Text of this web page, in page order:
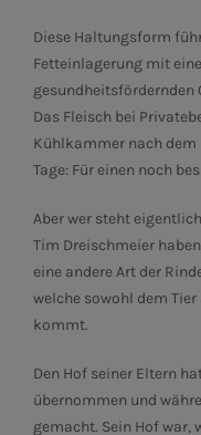
Diese Haltungsform
Fetteinlagerung mit
gesundheitsfördernden
Das Fleisch bei
Kühlkammer nach dem
Tage: Für einen noch
Aber wer steht
Tim Dreischmeier
eine andere Art der
welche sowohl dem
kommt.
Den Hof seiner Eltern
übernommen und
gemacht. Sein Hof war,